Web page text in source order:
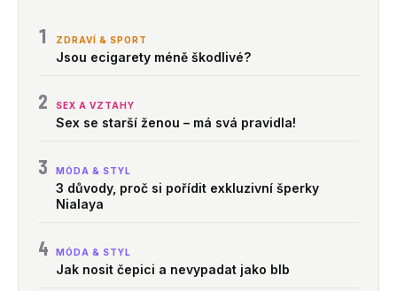
1 ZDRAVÍ & SPORT
Jsou ecigarety méně škodlivé?
2 SEX A VZTAHY
Sex se starší ženou – má svá pravidla!
3 MÓDA & STYL
3 důvody, proč si pořídit exkluzivní šperky
Nialaya
4 MÓDA & STYL
Jak nosit čepici a nevypadat jako blb